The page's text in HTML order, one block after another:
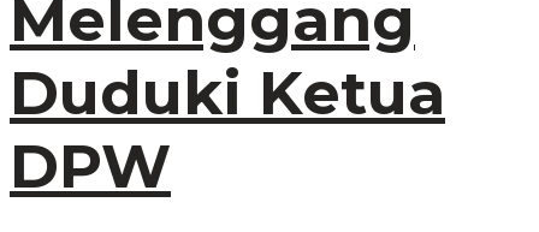
Melenggang
Duduki Ketua
DPW